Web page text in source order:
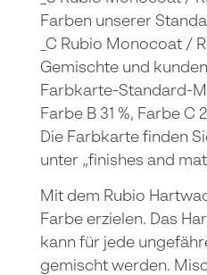
Farben unserer
_C Rubio Monocoat /
Gemischte und
Farbkarte-Standard-
Farbe B 31 %, Farbe C
Die Farbkarte finden
unter „finishes and
Mit dem Rubio
Farbe erzielen. Das
kann für jede
gemischt werden.